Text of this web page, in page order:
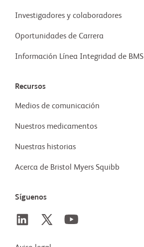
Investigadores y colaboradores
Oportunidades de Carrera
Información Línea Integridad de BMS
Recursos
Medios de comunicación
Nuestros medicamentos
Nuestras historias
Acerca de Bristol Myers Squibb
Síguenos